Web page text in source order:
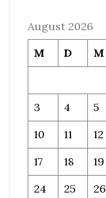
August 2026
M
D M
3
4 5
10
11 12
17
18 19
24
25 26